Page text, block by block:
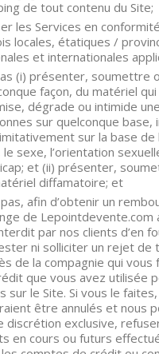
de tout contenu du Site;
les Services en
locales, étatiques /
et internationales
(i) présenter, soumettre
façon, du matériel
dégrade ou intimide
sur quelconque base,
sur la base de
le sexe, l’orientation
et (ii) présenter,
diffamatoire; et
afin d’obtenir un
de Lepointdevente.com
par nos clients d’en
ni solliciter un rejet de
de la compagnie qui vous
que vous avez utilisée
sur le Site. Si vous le
être annulés et nous
discrétion exclusive,
en cours ou futurs